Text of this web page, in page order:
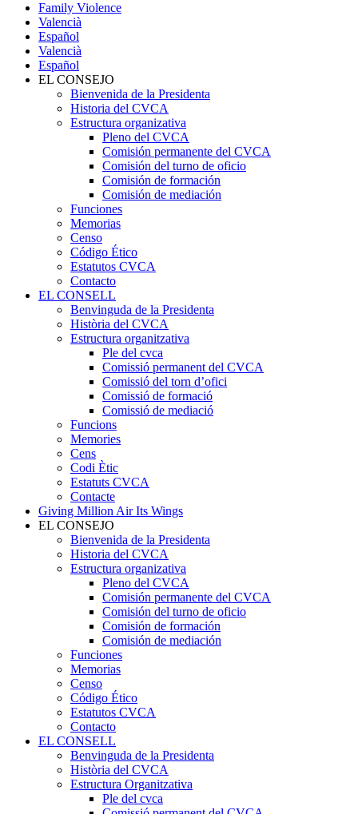
Family Violence
Valencià
Español
Valencià
Español
EL CONSEJO
Bienvenida de la Presidenta
Historia del CVCA
Estructura organizativa
Pleno del CVCA
Comisión permanente del CVCA
Comisión del turno de oficio
Comisión de formación
Comisión de mediación
Funciones
Memorias
Censo
Código Ético
Estatutos CVCA
Contacto
EL CONSELL
Benvinguda de la Presidenta
Història del CVCA
Estructura organitzativa
Ple del cvca
Comissió permanent del CVCA
Comissió del torn d’ofici
Comissió de formació
Comissió de mediació
Funcions
Memories
Cens
Codi Ètic
Estatuts CVCA
Contacte
Giving Million Air Its Wings
EL CONSEJO
Bienvenida de la Presidenta
Historia del CVCA
Estructura organizativa
Pleno del CVCA
Comisión permanente del CVCA
Comisión del turno de oficio
Comisión de formación
Comisión de mediación
Funciones
Memorias
Censo
Código Ético
Estatutos CVCA
Contacto
EL CONSELL
Benvinguda de la Presidenta
Història del CVCA
Estructura Organitzativa
Ple del cvca